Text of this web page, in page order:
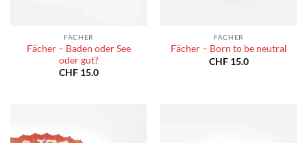
FÄCHER
Fächer – Baden oder See
oder gut?
CHF15.0
FÄCHER
Fächer – Born to be neutral
CHF15.0